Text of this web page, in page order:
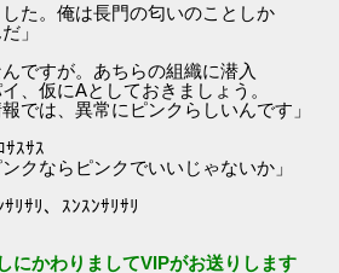
た。俺は長門の匂いのことしか
」
ですが。あちらの組織に潜入
仮にAとしておきましょう。
は、異常にピンクらしいんです」
ｽｻｽ
クならピンクでいいじゃないか」
ｻﾘ、ｽﾝｽﾝｻﾘｻﾘ
にかわりましてVIPがお送りします